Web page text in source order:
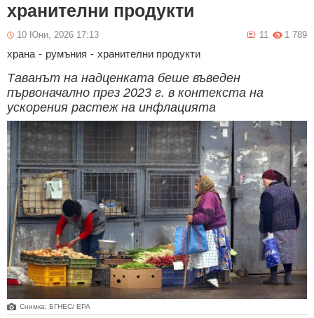
хранителни продукти
10 Юни, 2026 17:13 1 789
11
храна - румъния - хранителни продукти
Таванът на надценката беше въведен
първоначално през 2023 г. в контекста на
ускорения растеж на инфлацията
Снимка: БГНЕС/ EPA